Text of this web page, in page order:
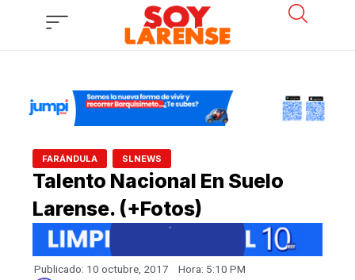
FARÁNDULA SLNEWS
Talento Nacional En Suelo
Larense. (+fotos)
Publicado: 10 octubre, 2017 Hora: 5:10 PM